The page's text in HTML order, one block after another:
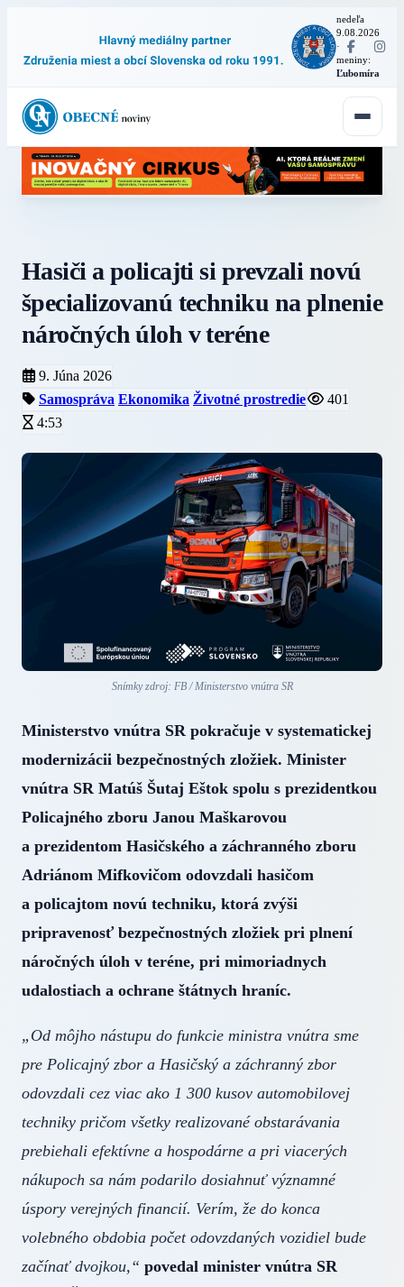
nedeľa
9.08.2026
·
meniny:
Ľubomíra
Hasiči a policajti si prevzali novú
špecializovanú techniku na plnenie
náročných úloh v teréne
9. Júna 2026
Samospráva Ekonomika Životné prostredie
401
4:53
Snímky zdroj: FB / Ministerstvo vnútra SR
Ministerstvo vnútra SR pokračuje v systematickej
modernizácii bezpečnostných zložiek. Minister
vnútra SR Matúš Šutaj Eštok spolu s prezidentkou
Policajného zboru Janou Maškarovou
a prezidentom Hasičského a záchranného zboru
Adriánom Mifkovičom odovzdali hasičom
a policajtom novú techniku, ktorá zvýši
pripravenosť bezpečnostných zložiek pri plnení
náročných úloh v teréne, pri mimoriadnych
udalostiach a ochrane štátnych hraníc.
„Od môjho nástupu do funkcie ministra vnútra sme
pre Policajný zbor a Hasičský a záchranný zbor
odovzdali cez viac ako 1 300 kusov automobilovej
techniky pričom všetky realizované obstarávania
prebiehali efektívne a hospodárne a pri viacerých
nákupoch sa nám podarilo dosiahnuť významné
úspory verejných financií. Verím, že do konca
volebného obdobia počet odovzdaných vozidiel bude
začínať dvojkou,“ povedal minister vnútra SR